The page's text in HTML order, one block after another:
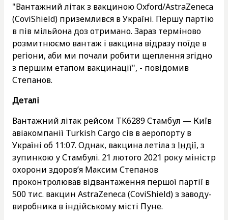
"Вантажний літак з вакциною Oxford/AstraZeneca
(CoviShield) приземлився в Україні. Першу партію
в пів мільйона доз отримано. Зараз терміново
розмитнюємо вантаж і вакцина відразу поїде в
регіони, аби ми почали робити щеплення згідно
з першим етапом вакцинації", - повідомив
Степанов.
Деталі
Вантажний літак рейсом TK6289 Стамбул — Київ
авіакомпанії Turkish Cargo сів в аеропорту в
Україні об 11:07. Однак, вакцина летіла з Індії, з
зупинкою у Стамбулі. 21 лютого 2021 року міністр
охорони здоров’я Максим Степанов
проконтролював відвантаження першої партії в
500 тис. вакцин AstraZeneca (CoviShield) з заводу-
виробника в індійському місті Пуне.